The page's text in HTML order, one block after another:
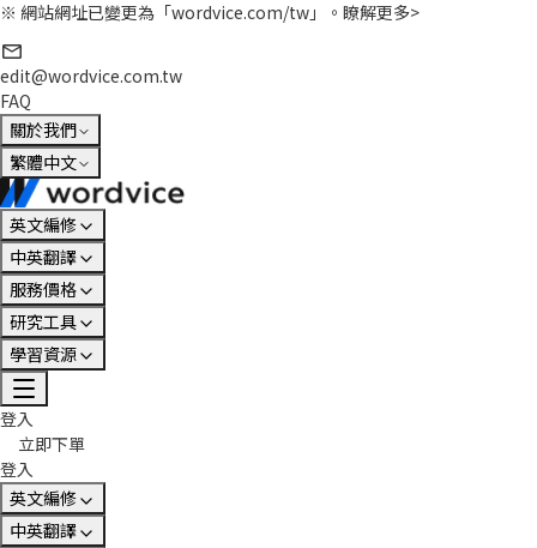
※ 網站網址已變更為「wordvice.com/tw」。 瞭解更多>
edit@wordvice.com.tw
FAQ
關於我們
繁體中文
英文編修
中英翻譯
服務價格
研究工具
學習資源
登入
立即下單
登入
英文編修
中英翻譯